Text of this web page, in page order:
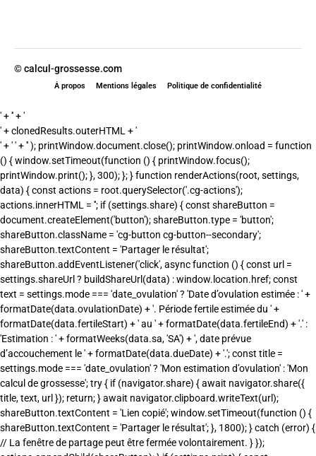
© calcul-grossesse.com
À propos Mentions légales Politique de confidentialité
' + '' + '
' + clonedResults.outerHTML + '
' + '' + '' ); printWindow.document.close(); printWindow.onload = function () { window.setTimeout(function () { printWindow.focus(); printWindow.print(); }, 300); }; } function renderActions(root, settings, data) { const actions = root.querySelector('.cg-actions'); actions.innerHTML = ''; if (settings.share) { const shareButton = document.createElement('button'); shareButton.type = 'button'; shareButton.className = 'cg-button cg-button--secondary'; shareButton.textContent = 'Partager le résultat'; shareButton.addEventListener('click', async function () { const url = settings.shareUrl ? buildShareUrl(data) : window.location.href; const text = settings.mode === 'date_ovulation' ? 'Date d’ovulation estimée : ' + formatDate(data.ovulationDate) + '. Période fertile estimée du ' + formatDate(data.fertileStart) + ' au ' + formatDate(data.fertileEnd) + '.' : 'Estimation : ' + formatWeeks(data.sa, 'SA') + ', date prévue d’accouchement le ' + formatDate(data.dueDate) + '.'; const title = settings.mode === 'date_ovulation' ? 'Mon estimation d’ovulation' : 'Mon calcul de grossesse'; try { if (navigator.share) { await navigator.share({ title, text, url }); return; } await navigator.clipboard.writeText(url); shareButton.textContent = 'Lien copié'; window.setTimeout(function () { shareButton.textContent = 'Partager le résultat'; }, 1800); } catch (error) { // La fenêtre de partage peut être fermée volontairement. } }); actions.appendChild(shareButton); } if (settings.print) { const printButton = document.createElement('button'); printButton.type = 'button'; printButton.className = 'cg-button cg-button--secondary'; printButton.textContent = 'Imprimer'; printButton.addEventListener('click', function () { printCalculator(root); }); actions.appendChild(printButton); } if (settings.pdf) { const pdfButton = document.createElement('button'); pdfButton.type = 'button'; pdfButton.className = 'cg-button cg-button--primary'; pdfButton.textContent = 'Exporter en PDF'; pdfButton.title = 'Choisissez « Enregistrer au format PDF » dans la fenêtre d’impression.'; pdfButton.addEventListener('click', function () { printCalculator(root); }); actions.appendChild(pdfButton); } } function buildShareUrl(data) { const url = new URL(window.location.href); url.searchParams.set('cg_method', data.method); url.searchParams.set('cg_date', toIso(data.inputDate)); if (data.cycleLength) { url.searchParams.set('cg_cycle', String(data.cycleLength)); } else { url.searchParams.delete('cg_cycle'); } if (data.method === 'fiv') { url.searchParams.set('cg_fiv', data.fivType); } else { url.searchParams.delete('cg_fiv'); } url.hash = ''; return url.toString(); } function renderCalendar(root, settings, data) { const calendar = root.querySelector('.cg-calendar'); if (!settings.calendar || !data.lmp) { calendar.hidden = true; return; } calendar.hidden = false; const weeksContainer = root.querySelector('.cg-calendar__weeks'); const selectedContainer = root.querySelector('.cg-calendar__selected'); const previousButton = root.querySelector('.cg-calendar-prev'); const nextButton = root.querySelector('.cg-calendar-next'); const totalSaWeeks = 43; const weeksPerPage = 15; const pageCount = Math.ceil(totalSaWeeks / weeksPerPage); const currentSaWeek = clamp( data.sa.weeks + 1, 1, totalSaWeeks ); let selectedSaWeek = currentSaWeek; let page = Math.floor((currentSaWeek - 1) / weeksPerPage); function selectWeek(saWeek) { selectedSaWeek = saWeek; const start = addDays(data.lmp, (saWeek - 1) * 7); const end = addDays(start, 6); const sgWeek = getSgWeekFromSaWeek(saWeek); const link = buildWeekUrl(settings, sgWeek); selectedContainer.innerHTML = ''; const text = document.createElement('p'); const strong = document.createElement('strong'); strong.textContent = 'Semaine ' + saWeek + ' SA :'; text.appendChild(strong); text.appendChild( document.createTextNode( ' du ' + formatDate(start) + ' au ' + formatDate(end) + '.' ) ); selectedContainer.appendChild(text); if (link && sgWeek !== null) { const paragraph = document.createElement('p'); const anchor = document.createElement('a'); anchor.href = link; anchor.textContent = 'Découvrir la semaine ' + sgWeek + ' de grossesse'; paragraph.appendChild(anchor); selectedContainer.appendChild(paragraph); } else { const paragraph = document.createElement('p'); paragraph.textContent = 'La conception théorique n’a pas encore eu lieu à ce stade du calendrier.'; selectedContainer.appendChild(paragraph); } renderPage(); } function renderPage() { weeksContainer.innerHTML = ''; const startWeek = page * weeksPerPage + 1; const endWeek = Math.min( startWeek + weeksPerPage - 1, totalSaWeeks ); for (let week = startWeek; week <= endWeek; week += 1) { const start = addDays(data.lmp, (week - 1) * 7); const button = document.createElement('button'); const number = document.createElement('strong'); button.type = 'button'; button.className = 'cg-calendar-week-button'; number.textContent = week; button.appendChild(number); button.appendChild( document.createTextNode(formatShortDate(start)) ); if (week === currentSaWeek) { button.classList.add('is-current'); } if (week === selectedSaWeek) { button.classList.add('is-selected'); } button.setAttribute( 'aria-label', 'Semaine ' + week + ' SA, à partir du ' + formatDate(start) ); button.addEventListener('click', function () { selectWeek(week); }); weeksContainer.appendChild(button); } previousButton.disabled = page <= 0; nextButton.disabled = page >= pageCount - 1; } previousButton.onclick = function () { page = Math.max(0, page - 1); renderPage(); }; nextButton.onclick = function () { page = Math.min(pageCount - 1, page + 1); renderPage(); }; selectWeek(currentSaWeek); } function renderWeekDetail(root, settings, data) { const container = root.querySelector('.cg-week-detail'); if (!settings.weekDetail || data.gestationalDays < 0) { container.hidden = true; return; } const currentSaWeek = clamp( data.sa.weeks + 1, 1, 43 ); const currentSgWeek = getSgWeekFromSaWeek(currentSaWeek); const url = buildWeekUrl(settings, currentSgWeek); container.hidden = false; container.innerHTML = ''; const paragraph = document.createElement('p'); const strong = document.createElement('strong'); strong.textContent = currentSaWeek + 'e semaine d’aménorrhée'; paragraph.appendChild( document.createTextNode( 'Vous êtes actuellement dans votre ' ) ); paragraph.appendChild(strong); paragraph.appendChild(document.createTextNode('.')); container.appendChild(paragraph); if (url && currentSgWeek !== null) { const linkParagraph = document.createElement('p'); const link = document.createElement('a'); link.href = url; link.textContent = 'Voir les informations sur la semaine ' + currentSgWeek + ' de grossesse'; linkParagraph.appendChild(link); container.appendChild(linkParagraph); } } function renderPregnancyResult(root, settings, data) { const results = root.querySelector('.cg-results'); const grid = root.querySelector('.cg-results__grid'); const badge = root.querySelector('.cg-results__badge'); const progressBlock = root.querySelector('.cg-progress-block'); const progress = root.querySelector('.cg-progress'); const progressBar = progress.querySelector('span'); const progressValue = root.querySelector('.cg-progress-value'); const detail = root.querySelector('.cg-calculation-detail'); const note = root.querySelector('.cg-specific-note'); grid.innerHTML = ''; const trimester = getTrimester(data.sa.weeks); const approximateMonth = getApproximateMonth(data.sa.weeks); const progressPercent = clamp( Math.round( (Math.max(0, data.gestationalDays) / 280) * 100 ), 0, 100 ); badge.textContent = getMethodName( data.method, data.fivType ); grid.appendChild( createResultCard( 'Semaines d’aménorrhée', formatWeeks(data.sa, 'SA'), 'Comptées depuis le premier jour des dernières règles', true ) ); grid.appendChild( createResultCard( 'Semaines de grossesse', data.sg ? formatWeeks(data.sg, 'SG') : 'Pas encore atteintes', 'Comptées depuis la conception estimée', false ) ); grid.appendChild( createResultCard( 'Date prévue d’accouchement', formatDate(data.dueDate), 'Date théorique', true ) ); grid.appendChild( createResultCard( 'Période actuelle', trimester, approximateMonth + 'e mois approximatif', false ) ); grid.appendChild( createResultCard( 'Conception estimée', formatDate(data.conception), 'Estimation mathématique', false ) ); grid.appendChild( createResultCard( 'Début théorique', formatDate(data.lmp), 'Premier jour des dernières règles estimé', false ) ); grid.appendChild( createResultCard( data.remainingDays >= 0 ? 'Temps restant estimé' : 'Dépassement théorique', Math.abs(data.remainingDays) + ' jours', data.remainingDays >= 0 ? 'Avant la date prévue' : 'Depuis la date prévue', false ) ); grid.appendChild( createResultCard( 'Progression', progressPercent + ' %', 'Sur une base théorique de 40 SA', false